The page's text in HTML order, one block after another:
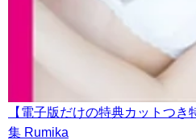
【電子版だけの特典カットつ
集 Rumika